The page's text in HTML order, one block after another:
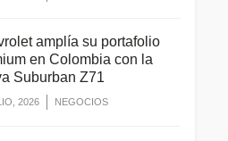
amplía su portafolio
en Colombia con la
Suburban Z71
2026 NEGOCIOS